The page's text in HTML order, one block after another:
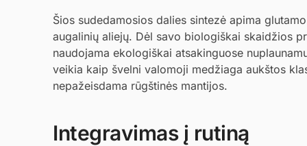
Šios sudedamosios dalies sintezė apima
augalinių aliejų. Dėl savo biologiškai skaidžios
naudojama ekologiškai atsakinguose
veikia kaip švelni valomoji medžiaga aukštos
nepažeisdama rūgštinės mantijos.
Integravimas į rutiną